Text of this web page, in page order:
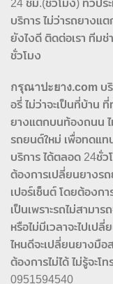
24 ชม.(ชั่วโมง) ทั่วปร
บริการ ไม่ว่ารถยางแต
ยังไงดี ติดต่อเรา ทีม
ชั่วโมง
กรุณาปะยาง.com บ
อรี่ ไม่ว่าจะเป็นที่บ้าน
ยางแตกบนท้องถนน ไ
รถยนต์ใหม่ เพื่อทดแท
บริการ ได้ตลอด 24ชั่ว
ต้องการเปลี่ยนยางร
เปอร์เซ็นต์ โดยต้องก
เป็นเพราะรถไม่สามา
หรือไม่มีเวลาจะไปเป
ไหนดีจะเปลี่ยนยางมือ
ต้องการไม่ได้ ไม่รู้จะโ
0951594540